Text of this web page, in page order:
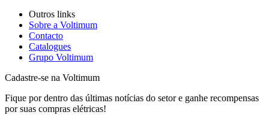
Outros links
Sobre a Voltimum
Contacto
Catalogues
Grupo Voltimum
Cadastre-se na Voltimum
Fique por dentro das últimas notícias do setor e ganhe recompensas
por suas compras elétricas!